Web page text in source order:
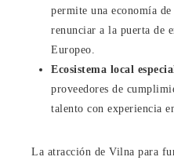
permite una economía
renunciar a la puerta de
Europeo.
Ecosistema local
proveedores de
talento con experiencia
La atracción de Vilna para